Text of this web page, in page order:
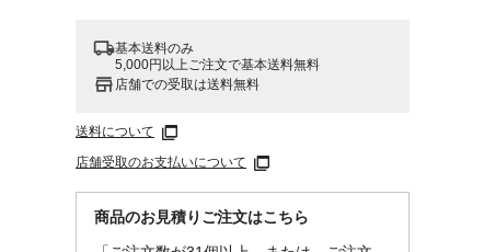
基本送料のみ
5,000円以上ご注文で基本送料無料
店舗での受取は送料無料
送料について
店舗受取のお支払いについて
商品のお見積りご注文はこちら